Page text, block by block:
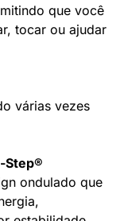
que você
tocar ou ajudar
várias vezes
Step®
ondulado que